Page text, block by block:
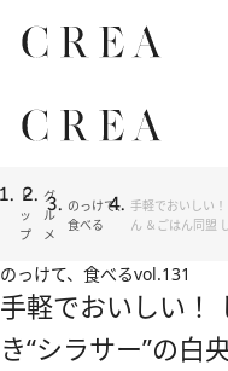
ト
ッ
プ
グ
ル
メ
のっけて、
食べる
手軽でおいしい
ん ＆ごはん同盟
のっけて、食べるvol.131
手軽でおいしい！
き“シラサー”の白